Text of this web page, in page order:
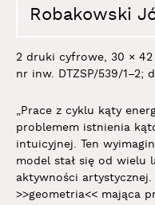
Robakowski
2 druki cyfrowe, 30 × 42
nr inw. DTZSP/539/1–2;
„Prace z cyklu kąty
problemem istnienia
intuicyjnej. Ten
model stał się od wielu
aktywności
>>geometria<< mająca